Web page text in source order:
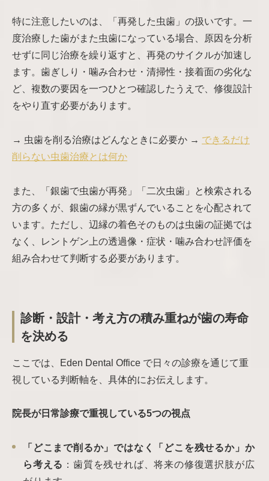
特に注意したいのは、「再発した虫歯」の扱いです。一
度治療した歯がまた虫歯になっている場合、原因を分析
せずに同じ治療を繰り返すと、再発のサイクルが加速し
ます。歯ぎしり・噛み合わせ・清掃性・接着面の劣化な
ど、複数の要因を一つひとつ確認したうえで、修復設計
をやり直す必要があります。
→ 虫歯を削る治療はどんなときに必要か → できるだけ
削らない虫歯治療とは何か
また、「銀歯で虫歯が再発」「二次虫歯」と検索される
方の多くが、銀歯の縁が黒ずんでいることを心配されて
います。ただし、辺縁の着色そのものは虫歯の証拠では
なく、レントゲン上の透過像・症状・噛み合わせ評価を
組み合わせて判断する必要があります。
診断・設計・考え方の積み重ねが歯の寿命
を決める
ここでは、Eden Dental Office で日々の診療を通じて重
視している判断軸を、具体的にお伝えします。
院長が日常診療で重視している5つの視点
「どこまで削るか」ではなく「どこを残せるか」か
ら考える ：歯質を残せれば、将来の修復選択肢が広